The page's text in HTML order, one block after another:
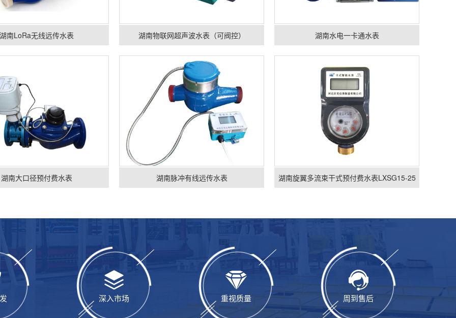
南LoRa无线远传水表 湖南物联网超声波水表（可阀控） 湖南水电一卡通水表
湖南大口径预付费水表 湖南脉冲有线远传水表 湖南旋翼多流束干式预付费水表LXSG15-25
深入市场 重视质量 周到售后